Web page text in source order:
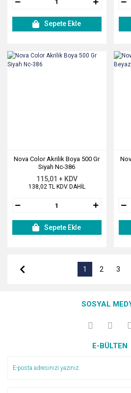
Sepete Ekle
Nova Color Akrilik Boya 500 Gr
Siyah Nc-386
115,01 + KDV
138,02 TL KDV DAHİL
Sepete Ekle
1 2 3
SOSYAL
E-BÜLTEN